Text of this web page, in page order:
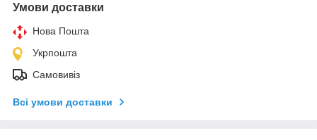
Умови доставки
Нова Пошта
Укрпошта
Самовивіз
Всі умови доставки